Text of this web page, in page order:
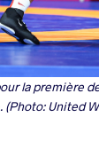
la première
(Photo: United